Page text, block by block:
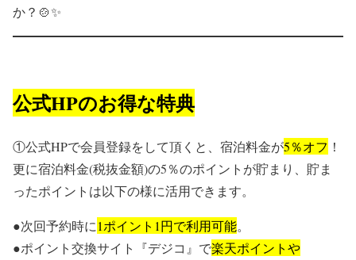
か？🍲✨
公式HPのお得な特典
①公式HPで会員登録をして頂くと、宿泊料金が5％オフ ！
更に宿泊料金(税抜金額)の5％のポイントが貯まり、貯ま
ったポイントは以下の様に活用できます。
●次回予約時に1ポイント1円で利用可能。
●ポイント交換サイト『デジコ』で楽天ポイントや